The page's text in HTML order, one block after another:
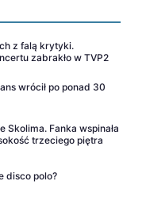
z falą krytyki.
zabrakło w TVP2
wrócił po ponad 30
Fanka wspinała
trzeciego piętra
disco polo?